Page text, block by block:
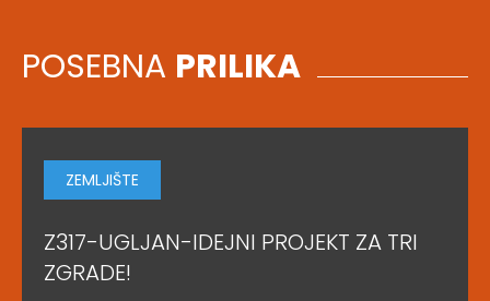
POSEBNA PRILIKA
ZEMLJIŠTE
Z317-UGLJAN-IDEJNI PROJEKT ZA TRI
ZGRADE!